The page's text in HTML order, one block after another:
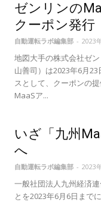
ゼンリンの
クーポン発行
自動運転ラボ編集部 - 2023
地図大手の株式会社ゼ
山善司）は2023年6月
スとして、クーポンの
MaaSア...
いざ「九州
へ
自動運転ラボ編集部 - 2023
一般社団法人九州経済
とを2023年6月6日まで